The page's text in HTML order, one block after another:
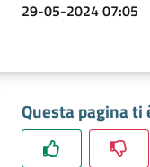
Seguici
su
29-05-2024 07:05
Questa pagina ti